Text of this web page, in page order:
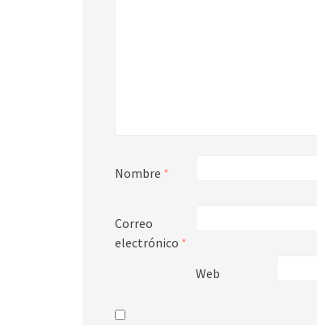
Nombre *
Correo
electrónico *
Web